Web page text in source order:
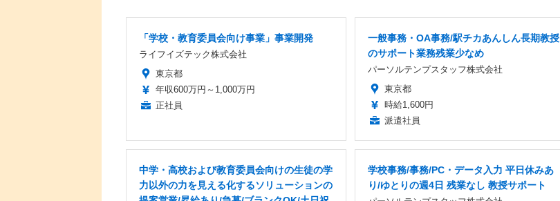
「学校・教育委員会向け事業」事業開発
ライフイズテック株式会社
東京都
年収600万円～1,000万円
正社員
一般事務・OA事務/駅チカあんしん長期教授
のサポート業務残業少なめ
パーソルテンプスタッフ株式会社
東京都
時給1,600円
派遣社員
中学・高校および教育委員会向けの生徒の学
力以外の力を見える化するソリューションの
学校事務/事務/PC・データ入力 平日休みあ
り/ゆとりの週4日 残業なし 教授サポート